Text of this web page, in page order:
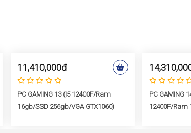
11,410,000đ
PC GAMING 13 (i5 12400F/Ram
16gb/SSD 256gb/VGA GTX1060)
PC GAMING
12400F/Ram